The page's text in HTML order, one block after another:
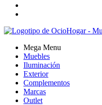
Mega Menu
Muebles
Iluminación
Exterior
Complementos
Marcas
Outlet